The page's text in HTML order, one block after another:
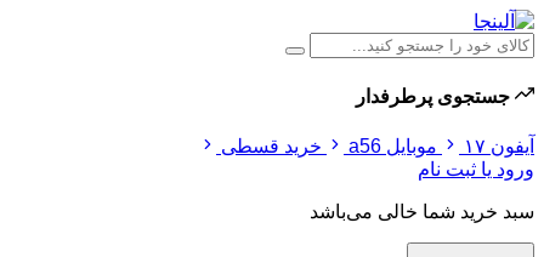
جستجوی پرطرفدار
آیفون ۱۷ موبایل a56
خرید قسطی
ورود یا ثبت نام
سبد خرید شما خالی می‌باشد